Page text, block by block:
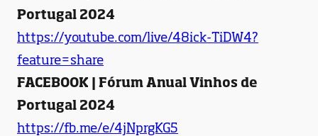
Portugal 2024
https://youtube.com/live/48ick-TiDW4?
feature=share
FACEBOOK | Fórum Anual Vinhos de
Portugal 2024
https://fb.me/e/4jNprgKG5